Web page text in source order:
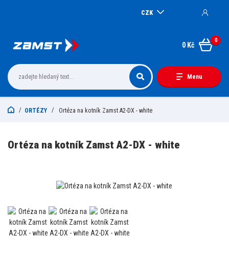
Menu
CZK
0
0 Kč
ORTÉZY Ortéza na kotník Zamst A2-DX - white
Ortéza na kotník Zamst A2-DX - white